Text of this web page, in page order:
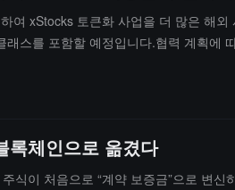
여 xStocks 토큰화 사업을 더 많은 해
스를 포함할 예정입니다.협력 계획
록체인으로 옮겼다
식이 처음으로 “계약 보증금”으로 변